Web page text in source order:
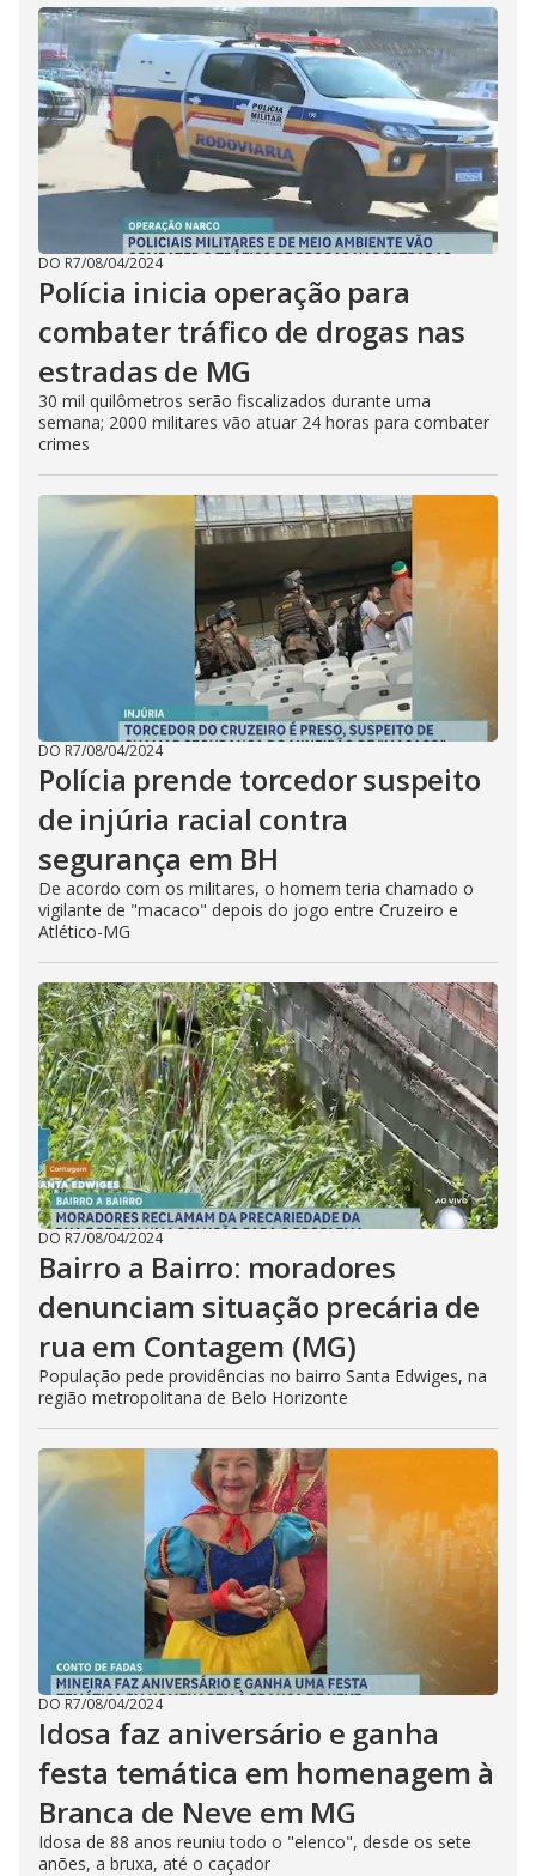
DO R7/08/04/2024
Polícia inicia operação para
combater tráfico de drogas nas
estradas de MG
30 mil quilômetros serão fiscalizados durante uma
semana; 2000 militares vão atuar 24 horas para combater
crimes
DO R7/08/04/2024
Polícia prende torcedor suspeito
de injúria racial contra
segurança em BH
De acordo com os militares, o homem teria chamado o
vigilante de "macaco" depois do jogo entre Cruzeiro e
Atlético-MG
DO R7/08/04/2024
Bairro a Bairro: moradores
denunciam situação precária de
rua em Contagem (MG)
População pede providências no bairro Santa Edwiges, na
região metropolitana de Belo Horizonte
DO R7/08/04/2024
Idosa faz aniversário e ganha
festa temática em homenagem à
Branca de Neve em MG
Idosa de 88 anos reuniu todo o "elenco", desde os sete
anões, a bruxa, até o caçador